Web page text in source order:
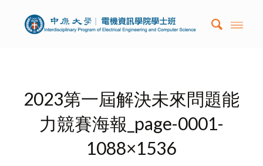
2023第一屆解決未來問題能
力競賽海報_page-0001-
1088×1536